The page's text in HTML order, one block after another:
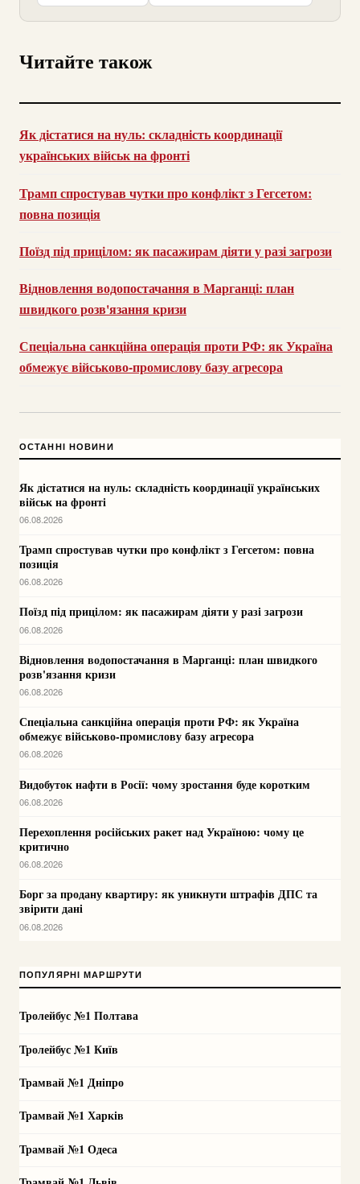
Читайте також
Як дістатися на нуль: складність координації
українських військ на фронті
Трамп спростував чутки про конфлікт з Гегсетом:
повна позиція
Поїзд під прицілом: як пасажирам діяти у разі загрози
Відновлення водопостачання в Марганці: план
швидкого розв'язання кризи
Спеціальна санкційна операція проти РФ: як Україна
обмежує військово-промислову базу агресора
ОСТАННІ НОВИНИ
Як дістатися на нуль: складність координації українських
військ на фронті
06.08.2026
Трамп спростував чутки про конфлікт з Гегсетом: повна
позиція
06.08.2026
Поїзд під прицілом: як пасажирам діяти у разі загрози
06.08.2026
Відновлення водопостачання в Марганці: план швидкого
розв'язання кризи
06.08.2026
Спеціальна санкційна операція проти РФ: як Україна
обмежує військово-промислову базу агресора
06.08.2026
Видобуток нафти в Росії: чому зростання буде коротким
06.08.2026
Перехоплення російських ракет над Україною: чому це
критично
06.08.2026
Борг за продану квартиру: як уникнути штрафів ДПС та
звірити дані
06.08.2026
ПОПУЛЯРНІ МАРШРУТИ
Тролейбус №1 Полтава
Тролейбус №1 Київ
Трамвай №1 Дніпро
Трамвай №1 Харків
Трамвай №1 Одеса